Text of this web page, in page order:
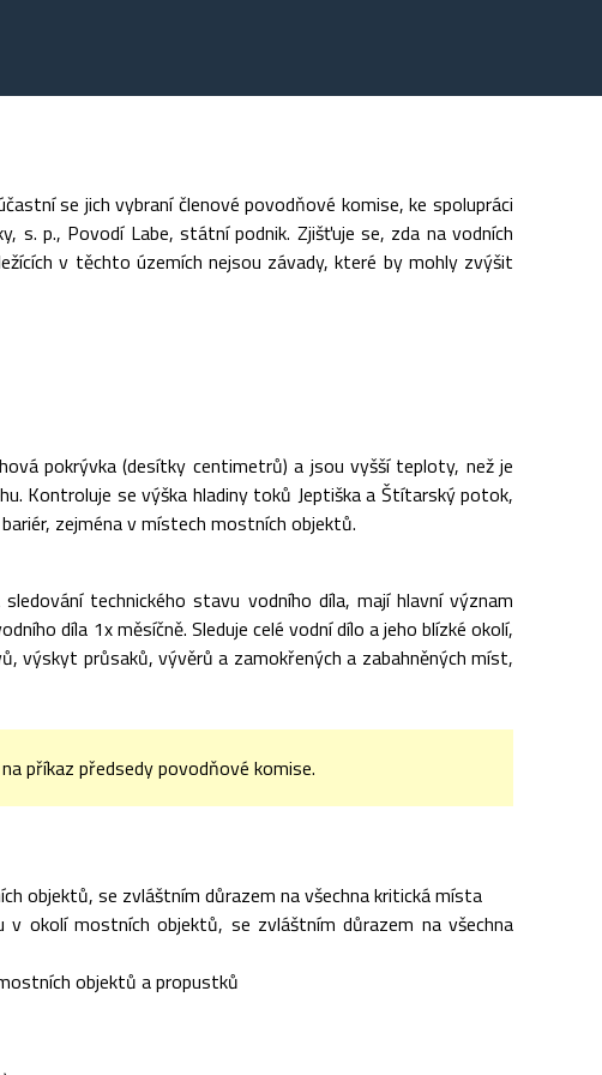
se jich vybraní členové povodňové komise, ke spolupráci
s. p., Povodí Labe, státní podnik. Zjišťuje se, zda na vodních
v těchto územích nejsou závady, které by mohly zvýšit
pokrývka (desítky centimetrů) a jsou vyšší teploty, než je
Kontroluje se výška hladiny toků Jeptiška a Štítarský potok,
zejména v místech mostních objektů.
technického stavu vodního díla, mají hlavní význam
díla 1x měsíčně. Sleduje celé vodní dílo a jeho blízké okolí,
výskyt průsaků, vývěrů a zamokřených a zabahněných míst,
příkaz předsedy povodňové komise.
objektů, se zvláštním důrazem na všechna kritická místa
okolí mostních objektů, se zvláštním důrazem na všechna
objektů a propustků